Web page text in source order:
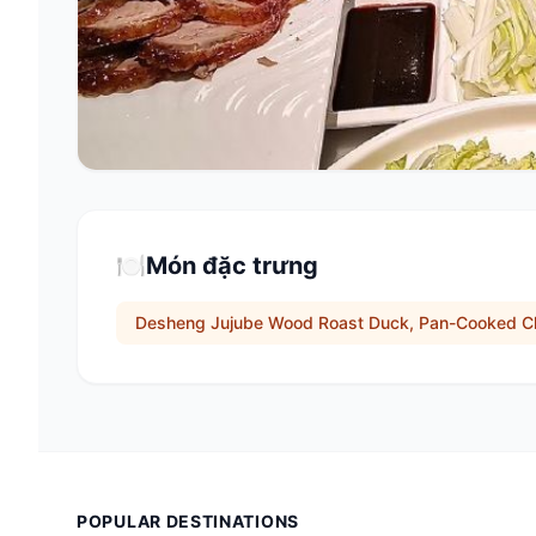
🍽️Món đặc trưng
Desheng Jujube Wood Roast Duck, Pan-Cooked
POPULAR DESTINATIONS